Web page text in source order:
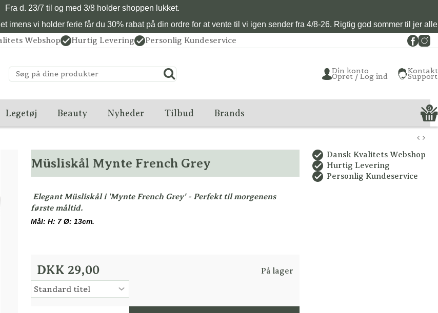
Fra d. 23/7 til og med 3/8 holder shoppen lukket.
imens vi holder ferie får du 30% rabat på din ordre for at vente til vi igen sender fra 4/8-26. Rigtig god sommer til jer alle
Webshop Hurtig Levering Personlig Kundeservice
Din konto
Opret / Log ind
Kontakt
Support
Legetøj Beauty Nyheder Tilbud Brands 0
Müsliskål Mynte French Grey
Elegant Müsliskål i 'Mynte French Grey' - Perfekt til morgenens
første måltid.
Mål: H: 7 Ø: 13cm.
DKK 29,00 På lager
Dansk Kvalitets Webshop
Hurtig Levering
Personlig Kundeservice